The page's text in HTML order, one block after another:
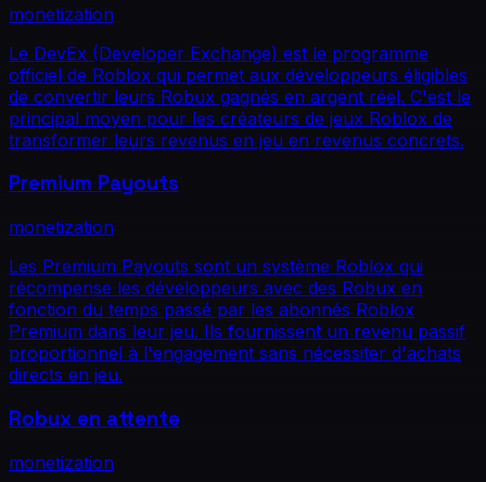
monetization
Le DevEx (Developer Exchange) est le programme
officiel de Roblox qui permet aux développeurs éligibles
de convertir leurs Robux gagnés en argent réel. C'est le
principal moyen pour les créateurs de jeux Roblox de
transformer leurs revenus en jeu en revenus concrets.
Premium Payouts
monetization
Les Premium Payouts sont un système Roblox qui
récompense les développeurs avec des Robux en
fonction du temps passé par les abonnés Roblox
Premium dans leur jeu. Ils fournissent un revenu passif
proportionnel à l'engagement sans nécessiter d'achats
directs en jeu.
Robux en attente
monetization